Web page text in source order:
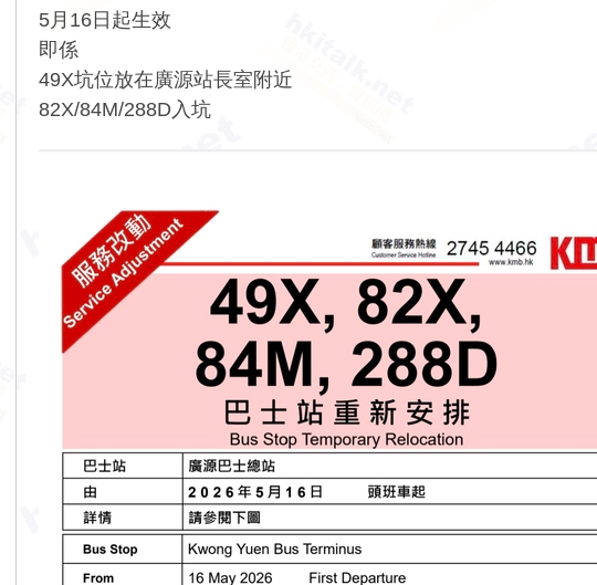
5月16日起生效
即係
49X坑位放在廣源站長室附近
82X/84M/288D入坑